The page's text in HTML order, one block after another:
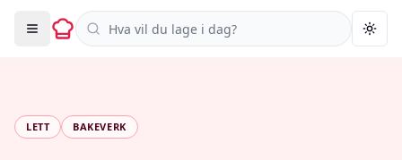
Søk i oppskrifter
LETT BAKEVERK